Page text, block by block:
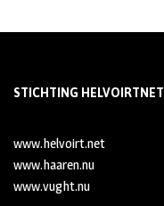
STICHTING HELVOIRTNET
www.helvoirt.net
www.haaren.nu
www.vught.nu